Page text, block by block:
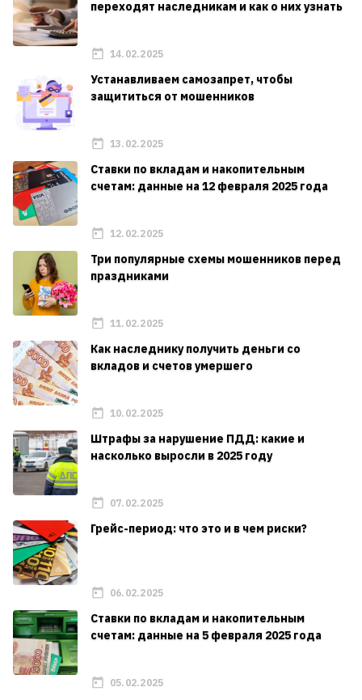
переходят наследникам и как о них узнать
14.02.2025
Устанавливаем самозапрет, чтобы
защититься от мошенников
13.02.2025
Ставки по вкладам и накопительным
счетам: данные на 12 февраля 2025 года
12.02.2025
Три популярные схемы мошенников перед
праздниками
11.02.2025
Как наследнику получить деньги со
вкладов и счетов умершего
10.02.2025
Штрафы за нарушение ПДД: какие и
насколько выросли в 2025 году
07.02.2025
Грейс-период: что это и в чем риски?
06.02.2025
Ставки по вкладам и накопительным
счетам: данные на 5 февраля 2025 года
05.02.2025